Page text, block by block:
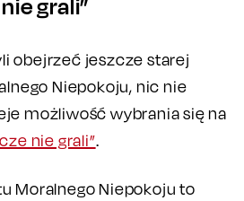
obejrzeć jeszcze starej
Niepokoju, nic nie
możliwość wybrania się na
nie grali”.
Moralnego Niepokoju to